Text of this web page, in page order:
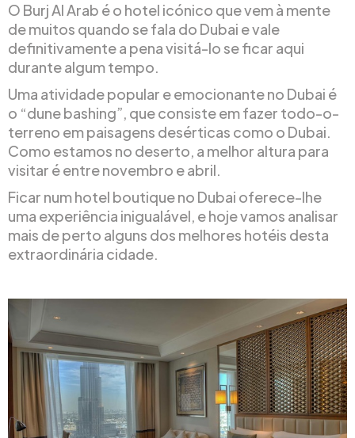
O Burj Al Arab é o hotel icónico que vem à mente
de muitos quando se fala do Dubai e vale
definitivamente a pena visitá-lo se ficar aqui
durante algum tempo.
Uma atividade popular e emocionante no Dubai é
o “dune bashing”, que consiste em fazer todo-o-
terreno em paisagens desérticas como o Dubai.
Como estamos no deserto, a melhor altura para
visitar é entre novembro e abril.
Ficar num hotel boutique no Dubai oferece-lhe
uma experiência inigualável, e hoje vamos analisar
mais de perto alguns dos melhores hotéis desta
extraordinária cidade.